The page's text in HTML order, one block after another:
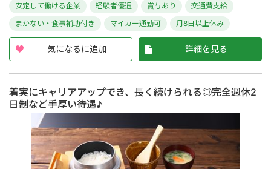
安定して働ける企業
経験者優遇 賞与あり
交通費支給
まかない・食事補助付き
マイカー通勤可 月8日以上休み
気になるに追加 詳細を見る
着実にキャリアアップでき、長く続けられる◎完全週休2
日制など手厚い待遇♪